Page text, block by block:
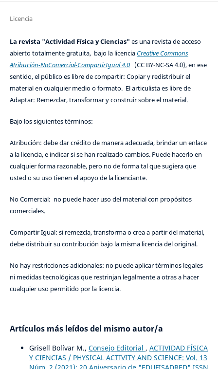
Licencia
La revista "Actividad Física y Ciencias" es una revista de acceso
abierto totalmente gratuita, bajo la licencia Creative Commons
Atribución-NoComercial-CompartirIgual 4.0(CC BY-NC-SA 4.0), en ese
sentido, el público es libre de compartir: Copiar y redistribuir el
material en cualquier medio o formato. El articulista es libre de
Adaptar: Remezclar, transformar y construir sobre el material.
Bajo los siguientes términos:
Atribución: debe dar crédito de manera adecuada, brindar un enlace
a la licencia, e indicar si se han realizado cambios. Puede hacerlo en
cualquier forma razonable, pero no de forma tal que sugiera que
usted o su uso tienen el apoyo de la licenciante.
No Comercial: no puede hacer uso del material con propósitos
comerciales.
Compartir Igual: si remezcla, transforma o crea a partir del material,
debe distribuir su contribución bajo la misma licencia del original.
No hay restricciones adicionales: no puede aplicar términos legales
ni medidas tecnológicas que restrinjan legalmente a otras a hacer
cualquier uso permitido por la licencia.
Artículos más leídos del mismo autor/a
Grisell Bolívar M., Consejo Editorial , ACTIVIDAD FÍSICA
Y CIENCIAS / PHYSICAL ACTIVITY AND SCIENCE: Vol. 13